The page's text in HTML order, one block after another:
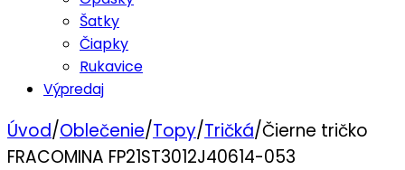
Šatky
Čiapky
Rukavice
Výpredaj
Úvod/Oblečenie/Topy/Tričká/Čierne tričko
FRACOMINA FP21ST3012J40614-053